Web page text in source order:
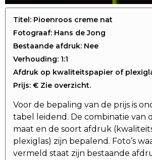
Titel: Pioenroos creme nat
Fotograaf: Hans de Jong
Bestaande afdruk: Nee
Verhouding: 1:1
Afdruk op kwaliteitspapier of
Prijs: € Zie overzicht.
Voor de bepaling van de prijs is
tabel leidend. De combinatie van
maat en de soort afdruk
plexiglas) zijn bepalend. Foto’s
vermeld staat zijn bestaande